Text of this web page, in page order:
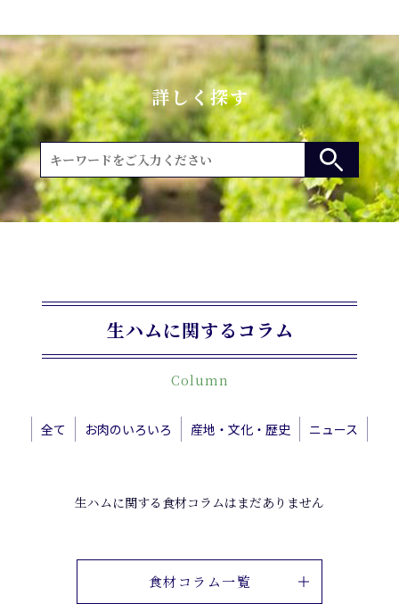
詳しく探す
生ハムに関するコラム
Column
全て お肉のいろいろ 産地・文化・歴史 ニュース
生ハムに関する食材コラムはまだありません
食材コラム一覧